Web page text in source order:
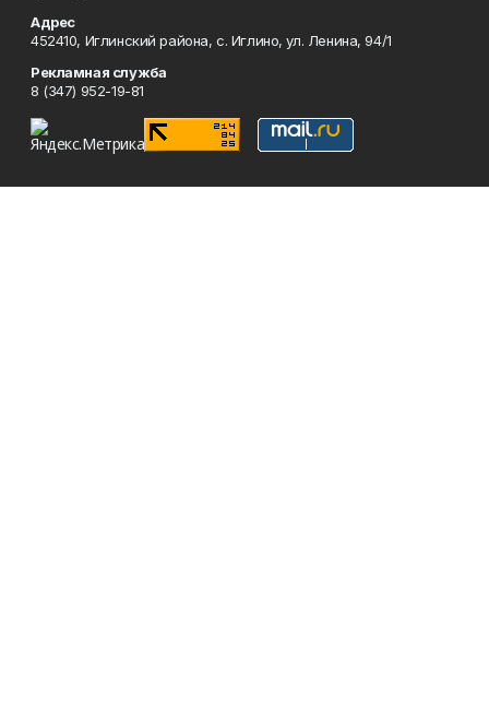
Адрес
452410, Иглинский района, с. Иглино, ул. Ленина, 94/1
Рекламная служба
8 (347) 952-19-81